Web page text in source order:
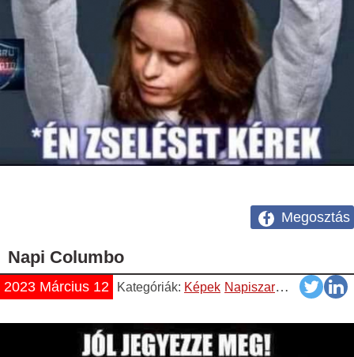
Megosztás
Napi Columbo
2023 Március 12 Kategóriák: Képek Napiszar Pasik Vicces